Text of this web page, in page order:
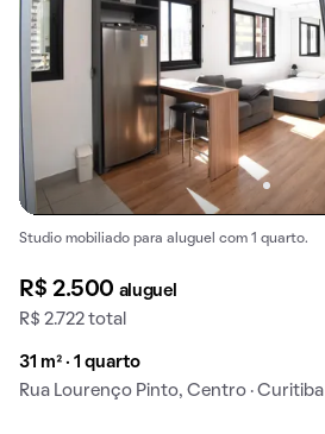
Studio mobiliado para aluguel com 1 quarto.
R$ 2.500 aluguel
R$ 2.722 total
31 m² · 1 quarto
Rua Lourenço Pinto, Centro · Curitiba